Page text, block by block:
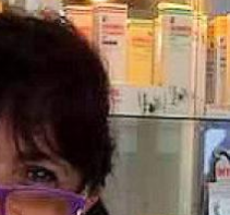
Register podoloog
als register-
als fysiotherapeut